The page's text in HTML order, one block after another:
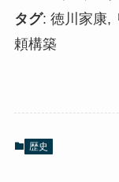
タグ: 徳川家康,
頼構築
歴史